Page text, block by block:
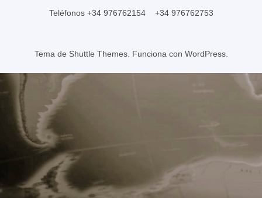
Teléfonos +34 976762154 +34 976762753
Tema de Shuttle Themes. Funciona con WordPress.